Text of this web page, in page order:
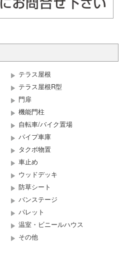
テラス屋根
テラス屋根R型
門扉
機能門柱
自転車/バイク置場
パイプ車庫
タクボ物置
車止め
ウッドデッキ
防草シート
バンステージ
パレット
温室・ビニールハウス
その他